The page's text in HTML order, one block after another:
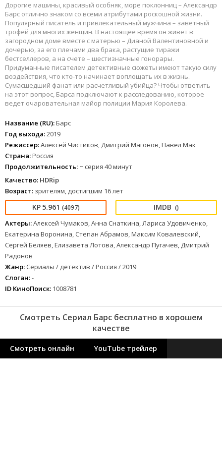
Дорогие машины, красивый особняк, море поклонниц – Александр
Барс отлично знаком со всеми атрибутами роскошной жизни.
Популярный писатель и привлекательный мужчина – заветный
трофей для многих женщин. В настоящее время он живет в
загородном доме вместе с матерью – Дианой Валентиновной и
дочерью, за его плечами два брака, растущие тиражи
бестселлеров, а на счете – шестизначные гонорары.
Придуманные писателем детективные сюжеты имеют такую силу
воздействия, что кто-то начинает воплощать их в жизнь.
Сумасшедший фанат или расчетливый убийца? Чтобы ответить
на этот вопрос, Барса подключают к расследованию, которое
ведет очаровательная майор полиции Мария Королева.
Название (RU):Барс
Год выхода:2019
Режиссер:Алексей Чистиков, Дмитрий Магонов, Павел Мак
Страна:Россия
Продолжительность: ~ серия 40 минут
Качество: HDRip
Возраст: зрителям, достигшим 16 лет
5.961 (4097) ()
Актеры:Алексей Чумаков, Анна Снаткина, Лариса Удовиченко,
Екатерина Воронина, Степан Абрамов, Максим Ковалевский,
Сергей Беляев, Елизавета Лотова, Александр Пугачев, Дмитрий
Радонов
Жанр: Сериалы / детектив / Россия / 2019
Слоган:-
ID КиноПоиск: 1008781
Смотреть Сериал Барс бесплатно в хорошем
качестве
Смотреть онлайн YouTube трейлер